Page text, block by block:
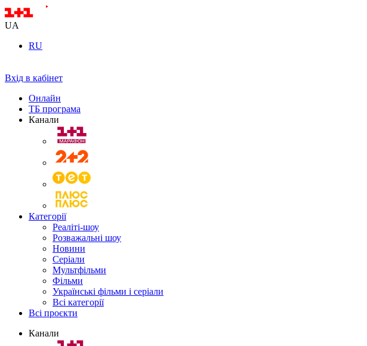
UA
RU
Вхід в кабінет
Онлайн
ТБ програма
Канали
Категорії
Реаліті-шоу
Розважальні шоу
Новини
Серіали
Мультфільми
Фільми
Українські фільми і серіали
Всі категорії
Всі проєкти
Канали